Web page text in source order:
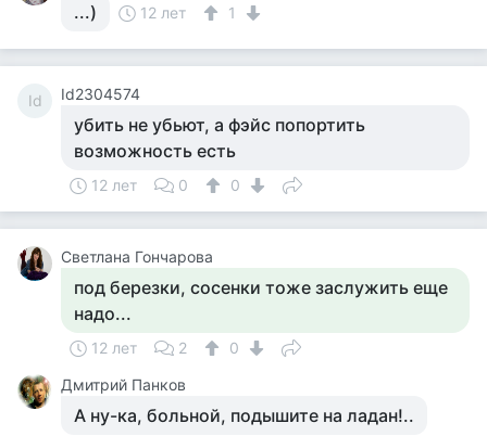
...) 12 лет 1
Id Id2304574
убить не убьют, а фэйс попортить
возможность есть
12 лет 0 0
Светлана Гончарова
под березки, сосенки тоже заслужить еще
надо...
12 лет 2
0
Дмитрий Панков
А ну-ка, больной, подышите на ладан!..